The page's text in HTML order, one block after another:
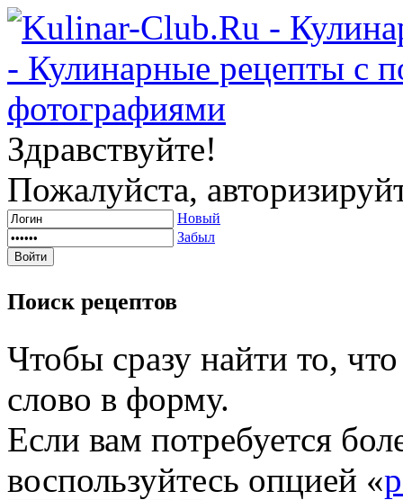
Здравствуйте!
Пожалуйста,
Новый
Забыл
Поиск рецептов
Чтобы сразу найти то,
слово в форму.
Если вам потребуется
воспользуйтесь опцией «